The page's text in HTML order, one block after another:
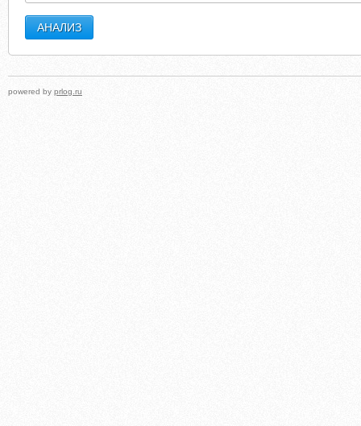
powered by prlog.ru